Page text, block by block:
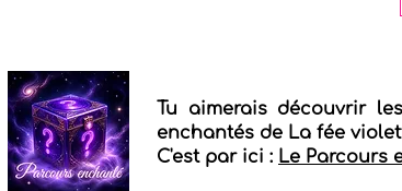
Tu aimerais découvrir
enchantés de La fée
C'est par ici : Le Parcours